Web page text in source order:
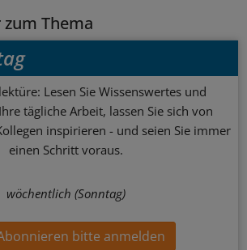
Thema
Lesen Sie Wissenswertes und
tägliche Arbeit, lassen Sie sich von
inspirieren - und seien Sie immer
einen Schritt voraus.
wöchentlich (Sonntag)
bitte anmelden